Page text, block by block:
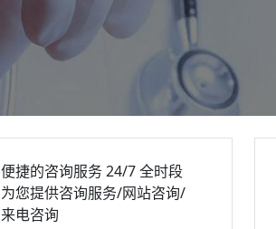
便捷的咨询服务24/7 全时段
为您提供咨询服务/网站咨询/
来电咨询